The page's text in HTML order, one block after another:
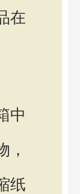
在
中
，
纸